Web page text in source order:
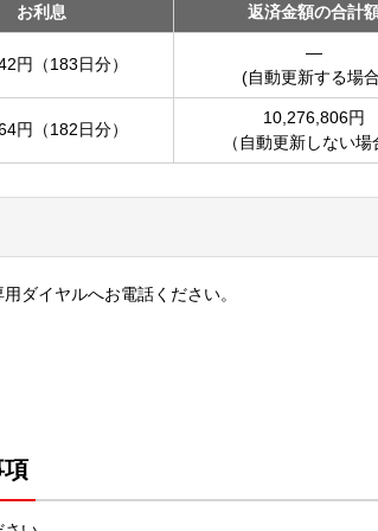
お利息 返済金額の合計
円（183日分）
―
(自動更新する場
円（182日分）
10,276,806円
（自動更新しない場
ダイヤルへお電話ください。
項